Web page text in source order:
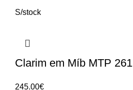
S/stock
Clarim em Míb MTP 261
245.00€